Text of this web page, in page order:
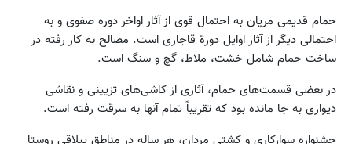
حمام قدیمی مریان به احتمال قوی از آثار اواخر دوره صفوی و به
احتمالی دیگر از آثار اوایل دورة قاجاری است. مصالح به کار رفته در
ساخت حمام شامل خشت، ملاط، گچ و سنگ است.
در بعضی قسمت‏‌های حمام، آثاری از کاشی‏‌های تزیینی و نقاشی
دیواری به جا مانده بود که تقریباً تمام آن‏ها به سرقت رفته است.
جشنواره سوارکاری و کشتی مردان، هر ساله در مناطق ییلاقی روستا